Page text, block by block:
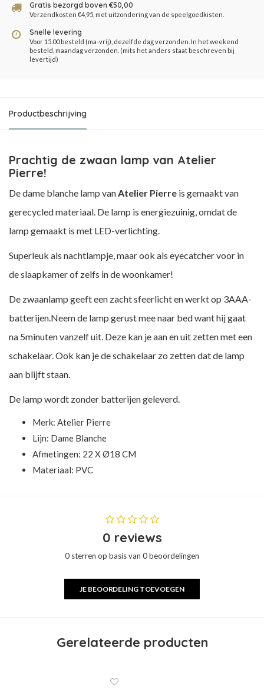
Gratis bezorgd boven €50,00
Verzendkosten €4,95, met uitzondering van de speelgoedkisten.
Snelle levering
Voor 15.00 besteld (ma-vrij), dezelfde dag verzonden. In het weekend
besteld, maandag verzonden. (mits het anders staat beschreven bij
levertijd)
Productbeschrijving
Prachtig de zwaan lamp van Atelier
Pierre!
De dame blanche lamp vanAtelier Pierre is gemaakt van
gerecycled materiaal. De lamp is energiezuinig, omdat de
lamp gemaakt is met LED-verlichting.
Superleuk als nachtlampje, maar ook als eyecatcher voor in
de slaapkamer of zelfs in de woonkamer!
De zwaanlamp geeft een zacht sfeerlicht en werkt op 3AAA-
batterijen.Neem de lamp gerust mee naar bed want hij gaat
na 5minuten vanzelf uit. Deze kan je aan en uit zetten met een
schakelaar. Ook kan je de schakelaar zo zetten dat de lamp
aan blijft staan.
De lamp wordt zonder batterijen geleverd.
Merk: Atelier Pierre
Lijn: Dame Blanche
Afmetingen: 22 X Ø18 CM
Materiaal: PVC
0 reviews
0 sterren op basis van 0 beoordelingen
JE BEOORDELING TOEVOEGEN
Gerelateerde producten